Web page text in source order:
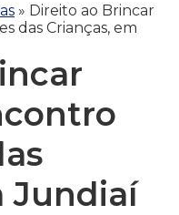
» Direito ao Brincar
das Crianças, em
Jundiaí